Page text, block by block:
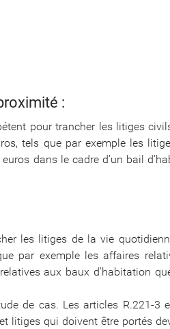
:
pour trancher les litiges
tels que par exemple les
dans le cadre d'un bail
les litiges de la vie
par exemple les affaires
aux baux d'habitation
de cas. Les articles R.221-3
litiges qui doivent être portés